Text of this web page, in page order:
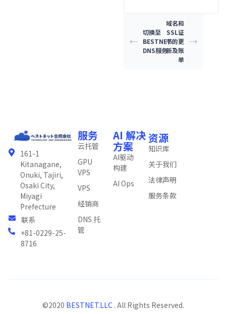
切换至
BESTNET
DNS服务
域名和
SSL证
书的更
新及账
单
161-1
Kitanagane,
Onuki, Tajiri,
Osaki City,
Miyagi
Prefecture
联系
+81-0229-25-
8716
服务
云托管
GPU
VPS
VPS
经销商
DNS 托
管
AI 解决
方案
AI驱动
构建
AI Ops
资源
知识库
关于我们
法律声明
服务条款
©2020 BESTNET.LLC . All Rights Reserved.